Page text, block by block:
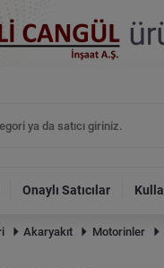
Onaylı Satıcılar
Akaryakıt Motorinler